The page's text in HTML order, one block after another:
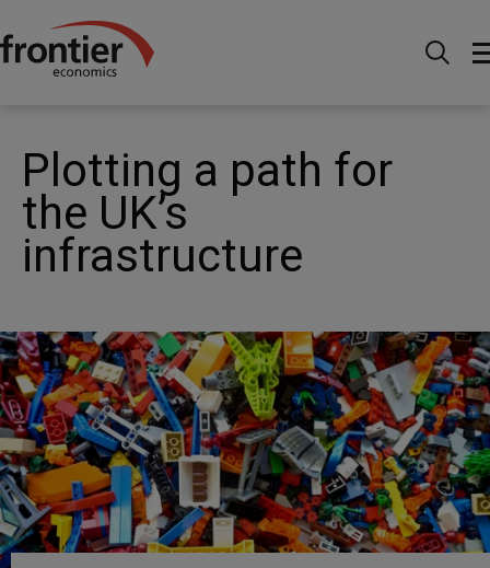
Menu Actualités et perspectives
Plotting a path for the UK’s infrastructure
Plotting a path for
the UK’s
infrastructure